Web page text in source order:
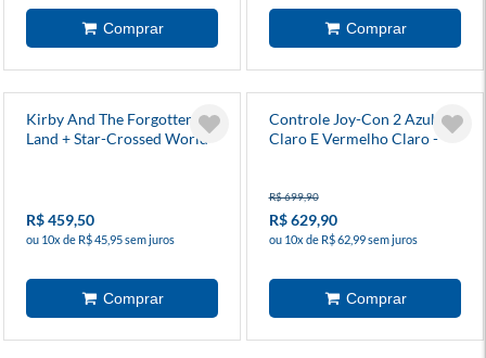
Kirby And The Forgotten
Land + Star-Crossed World -
R$ 459,50
ou 10x de R$ 45,95 sem juros
Controle Joy-Con 2 Azul
Claro E Vermelho Claro -
R$ 699,90
R$ 629,90
ou 10x de R$ 62,99 sem juros